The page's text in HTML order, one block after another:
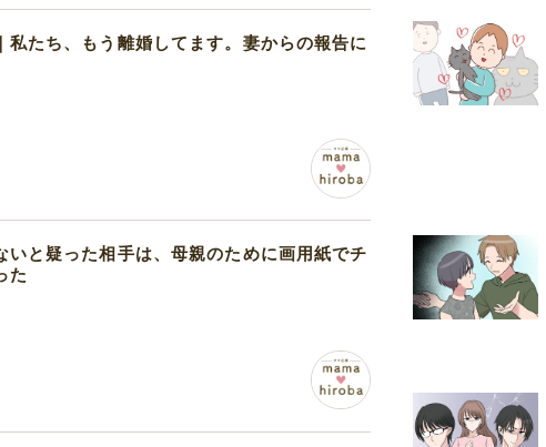
私たち、もう離婚してます。妻からの報告に
いと疑った相手は、母親のために画用紙でチ
た